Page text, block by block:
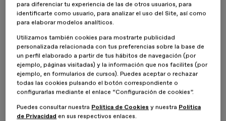
para diferenciar tu experiencia de las de otros usuarios, para
identificarte como usuario, para analizar el uso del Site, así como
para elaborar modelos analíticos.
Utilizamos también cookies para mostrarte publicidad
personalizada relacionada con tus preferencias sobre la base de
un perfil elaborado a partir de tus hábitos de navegación (por
ejemplo, páginas visitadas) y la información que nos facilites (por
ejemplo, en formularios de cursos). Puedes aceptar o rechazar
todas las cookies pulsando el botón correspondiente o
configurarlas mediante el enlace “Configuración de cookies”.
Puedes consultar nuestra Política de Cookies y nuestra Política
de Privacidad en sus respectivos enlaces.